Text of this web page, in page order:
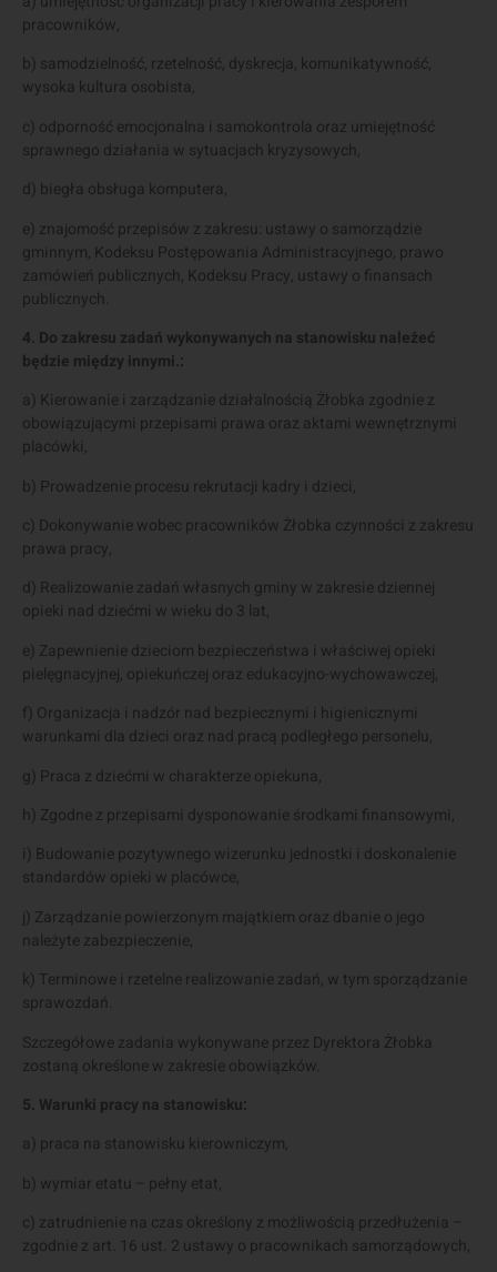
pracowników,
b) samodzielność, rzetelność, dyskrecja, komunikatywność,
wysoka kultura osobista,
c) odporność emocjonalna i samokontrola oraz umiejętność
sprawnego działania w sytuacjach kryzysowych,
d) biegła obsługa komputera,
e) znajomość przepisów z zakresu: ustawy o samorządzie
gminnym, Kodeksu Postępowania Administracyjnego, prawo
zamówień publicznych, Kodeksu Pracy, ustawy o finansach
publicznych.
4. Do zakresu zadań wykonywanych na stanowisku należeć
będzie między innymi.:
a) Kierowanie i zarządzanie działalnością Żłobka zgodnie z
obowiązującymi przepisami prawa oraz aktami wewnętrznymi
placówki,
b) Prowadzenie procesu rekrutacji kadry i dzieci,
c) Dokonywanie wobec pracowników Żłobka czynności z zakresu
prawa pracy,
d) Realizowanie zadań własnych gminy w zakresie dziennej
opieki nad dziećmi w wieku do 3 lat,
e) Zapewnienie dzieciom bezpieczeństwa i właściwej opieki
pielęgnacyjnej, opiekuńczej oraz edukacyjno-wychowawczej,
f) Organizacja i nadzór nad bezpiecznymi i higienicznymi
warunkami dla dzieci oraz nad pracą podległego personelu,
g) Praca z dziećmi w charakterze opiekuna,
h) Zgodne z przepisami dysponowanie środkami finansowymi,
i) Budowanie pozytywnego wizerunku jednostki i doskonalenie
standardów opieki w placówce,
j) Zarządzanie powierzonym majątkiem oraz dbanie o jego
należyte zabezpieczenie,
k) Terminowe i rzetelne realizowanie zadań, w tym sporządzanie
sprawozdań.
Szczegółowe zadania wykonywane przez Dyrektora Żłobka
zostaną określone w zakresie obowiązków.
5. Warunki pracy na stanowisku:
a) praca na stanowisku kierowniczym,
b) wymiar etatu – pełny etat,
c) zatrudnienie na czas określony z możliwością przedłużenia –
zgodnie z art. 16 ust. 2 ustawy o pracownikach samorządowych,